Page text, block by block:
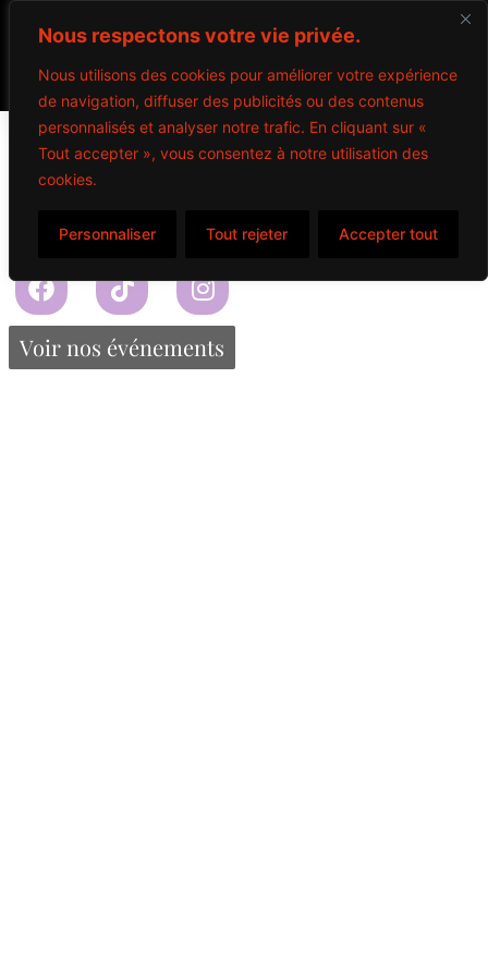
Nous respectons votre vie privée.
Nous utilisons des cookies pour améliorer votre expérience
de navigation, diffuser des publicités ou des contenus
personnalisés et analyser notre trafic. En cliquant sur «
Tout accepter », vous consentez à notre utilisation des
cookies.
Personnaliser Tout rejeter Accepter tout
Bolide De Frites
6.00
Voir nos événements
Propulsé par Miitems